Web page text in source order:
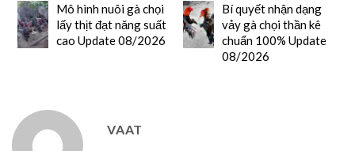
Mô hình nuôi gà chọi
lấy thịt đạt năng suất
cao Update 08/2026
Bí quyết nhận dạng
vảy gà chọi thần kê
chuẩn 100% Update
08/2026
VAAT